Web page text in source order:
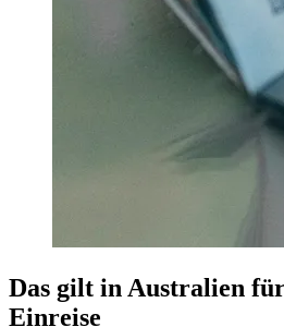
Das gilt in Australien
Einreise